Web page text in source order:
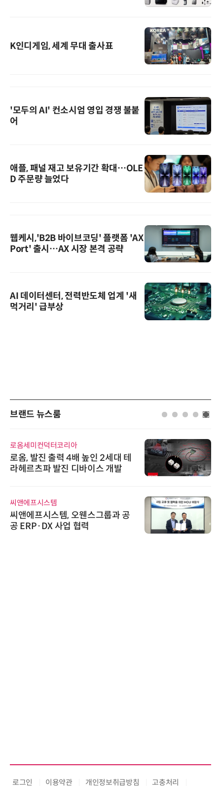
K인디게임, 세계 무대 출사표
'모두의 AI' 컨소시엄 영입 경쟁 불붙
어
애플, 패널 재고 보유기간 확대…OLE
D 주문량 늘었다
웹케시,'B2B 바이브코딩' 플랫폼 'AX
Port' 출시…AX 시장 본격 공략
AI 데이터센터, 전력반도체 업계 '새
먹거리' 급부상
브랜드 뉴스룸
로옴세미컨덕터코리아
로옴, 발진 출력 4배 높인 2세대 테
라헤르츠파 발진 디바이스 개발
씨앤에프시스템
씨앤에프시스템, 오웬스그룹과 공
공 ERP·DX 사업 협력
로그인 이용약관 개인정보취급방침 고충처리